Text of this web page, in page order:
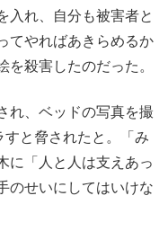
入れ、自分も被害者と
てやればあきらめるか
を殺害したのだった。
れ、ベッドの写真を撮
と脅されたと。「み
に「人と人は支えあっ
のせいにしてはいけな